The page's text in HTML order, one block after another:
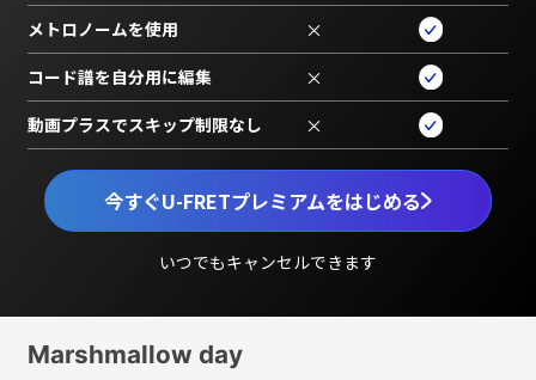
今すぐU-FRETプレミアムをはじめる
いつでもキャンセルできます
メトロノームを使用 ×
コード譜を自分用に編集 ×
動画プラスでスキップ制限なし ×
Marshmallow day